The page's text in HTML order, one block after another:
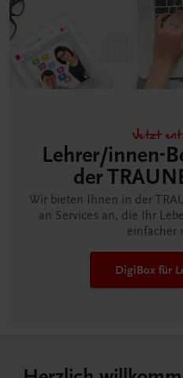
Jetzt
Lehrer/innen-
der
Wir bieten Ihnen in der
an Services an, die Ihr
einfacher
DigiBox für